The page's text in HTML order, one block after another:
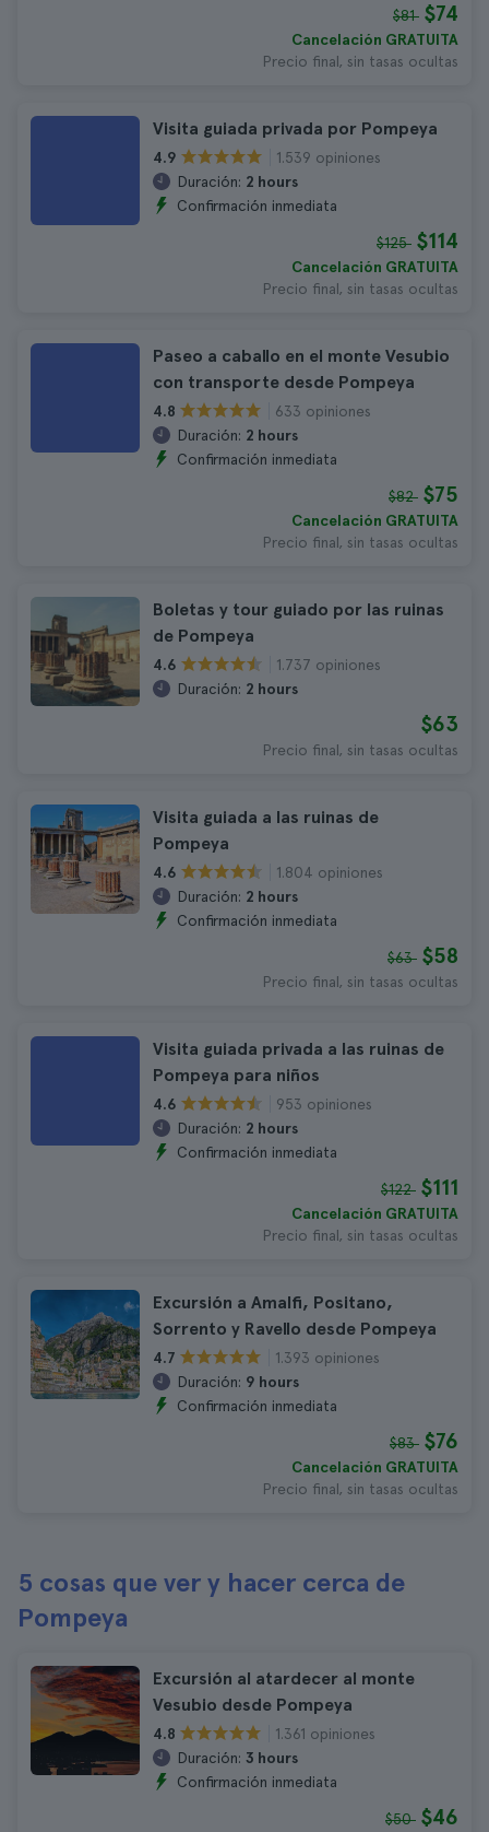
$81 $74
Cancelación GRATUITA
Precio final, sin tasas ocultas
Visita guiada privada por Pompeya
4.9
1.539 opiniones
Duración: 2 hours
Confirmación inmediata
$125 $114
Cancelación GRATUITA
Precio final, sin tasas ocultas
Paseo a caballo en el monte Vesubio
con transporte desde Pompeya
4.8
633 opiniones
Duración: 2 hours
Confirmación inmediata
$82 $75
Cancelación GRATUITA
Precio final, sin tasas ocultas
Boletas y tour guiado por las ruinas
de Pompeya
4.6
1.737 opiniones
Duración: 2 hours
$63
Precio final, sin tasas ocultas
Visita guiada a las ruinas de
Pompeya
4.6
1.804 opiniones
Duración: 2 hours
Confirmación inmediata
$63 $58
Precio final, sin tasas ocultas
Visita guiada privada a las ruinas de
Pompeya para niños
4.6
953 opiniones
Duración: 2 hours
Confirmación inmediata
$122 $111
Cancelación GRATUITA
Precio final, sin tasas ocultas
Excursión a Amalfi, Positano,
Sorrento y Ravello desde Pompeya
4.7
1.393 opiniones
Duración: 9 hours
Confirmación inmediata
$83 $76
Cancelación GRATUITA
Precio final, sin tasas ocultas
5 cosas que ver y hacer cerca de
Pompeya
Excursión al atardecer al monte
Vesubio desde Pompeya
4.8
1.361 opiniones
Duración: 3 hours
Confirmación inmediata
$50 $46